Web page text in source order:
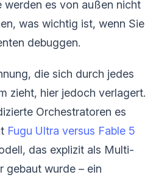
werden es von außen nicht
was wichtig ist, wenn Sie
debuggen.
die sich durch jedes
zieht, hier jedoch verlagert.
Orchestratoren es
Fugu Ultra versus Fable 5
das explizit als Multi-
gebaut wurde – ein